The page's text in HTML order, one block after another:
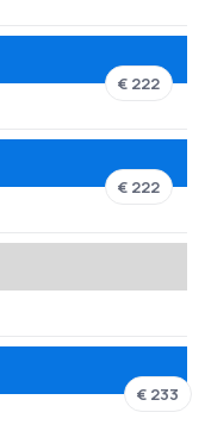
€ 222
€ 222
€ 233